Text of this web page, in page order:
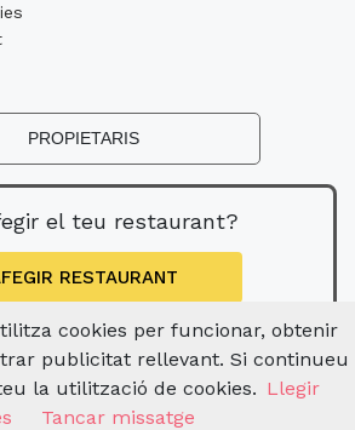
PROPIETARIS
el teu restaurant?
RESTAURANT
cookies per funcionar, obtenir
publicitat rellevant. Si continueu
la utilització de cookies. Llegir
Tancar missatge